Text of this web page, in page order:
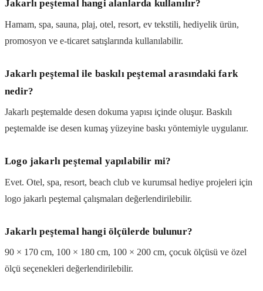
Jakarlı peştemal hangi alanlarda kullanılır?
Hamam, spa, sauna, plaj, otel, resort, ev tekstili, hediyelik ürün,
promosyon ve e-ticaret satışlarında kullanılabilir.
Jakarlı peştemal ile baskılı peştemal arasındaki fark
nedir?
Jakarlı peştemalde desen dokuma yapısı içinde oluşur. Baskılı
peştemalde ise desen kumaş yüzeyine baskı yöntemiyle uygulanır.
Logo jakarlı peştemal yapılabilir mi?
Evet. Otel, spa, resort, beach club ve kurumsal hediye projeleri için
logo jakarlı peştemal çalışmaları değerlendirilebilir.
Jakarlı peştemal hangi ölçülerde bulunur?
90 × 170 cm, 100 × 180 cm, 100 × 200 cm, çocuk ölçüsü ve özel
ölçü seçenekleri değerlendirilebilir.